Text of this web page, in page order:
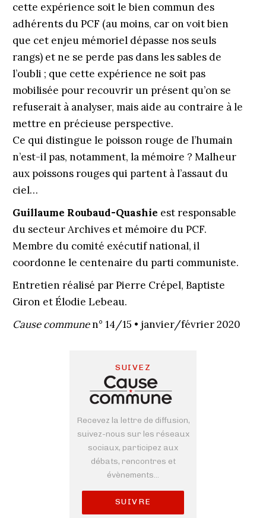
cette expérience soit le bien commun des
adhérents du PCF (au moins, car on voit bien
que cet enjeu mémoriel dépasse nos seuls
rangs) et ne se perde pas dans les sables de
l’oubli ; que cette expérience ne soit pas
mobilisée pour recouvrir un présent qu’on se
refuserait à analyser, mais aide au contraire à le
mettre en précieuse perspective.
Ce qui distingue le poisson rouge de l’humain
n’est-il pas, notamment, la mémoire ? Malheur
aux poissons rouges qui partent à l’assaut du
ciel…
Guillaume Roubaud-Quashie est responsable
du secteur Archives et mémoire du PCF.
Membre du comité exécutif national, il
coordonne le centenaire du parti communiste.
Entretien réalisé par Pierre Crépel, Baptiste
Giron et Élodie Lebeau.
Cause communen° 14/15 • janvier/février 2020
SUIVEZ
Recevez la lettre de diffusion,
suivez-nous sur les réseaux
sociaux, participez aux
débats, rencontres et
évènements...
SUIVRE